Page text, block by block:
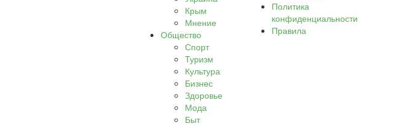
Крым
Мнение
Общество
Спорт
Туризм
Культура
Бизнес
Здоровье
Мода
Быт
Политика
конфиденциальности
Правила